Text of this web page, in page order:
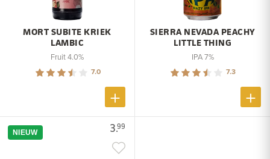
MORT SUBITE KRIEK
LAMBIC
Fruit 4.0%
7.0
SIERRA NEVADA PEACHY
LITTLE THING
IPA 7%
7.3
3.99
NIEUW